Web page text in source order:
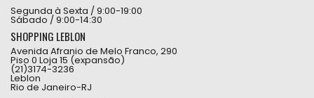
Segunda à Sexta / 9:00-19:00
Sábado / 9:00-14:30
SHOPPING LEBLON
Avenida Afranio de Melo Franco, 290
Piso 0 Loja 15 (expansão)
(21)3174-3236
Leblon
Rio de Janeiro-RJ